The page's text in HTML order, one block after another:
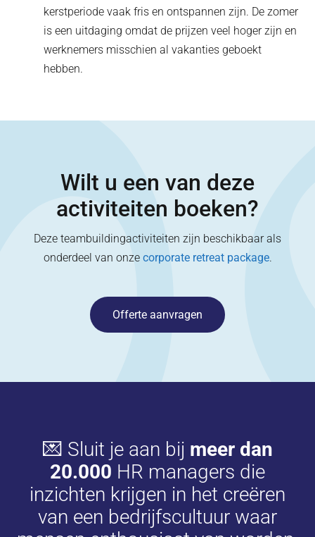
kerstperiode vaak fris en ontspannen zijn. De zomer
is een uitdaging omdat de prijzen veel hoger zijn en
werknemers misschien al vakanties geboekt
hebben.
Wilt u een van deze
activiteiten boeken?
Deze teambuildingactiviteiten zijn beschikbaar als
onderdeel van onze corporate retreat package.
Offerte aanvragen
💌 Sluit je aan bij meer dan
20.000 HR managers die
inzichten krijgen in het creëren
van een bedrijfscultuur waar